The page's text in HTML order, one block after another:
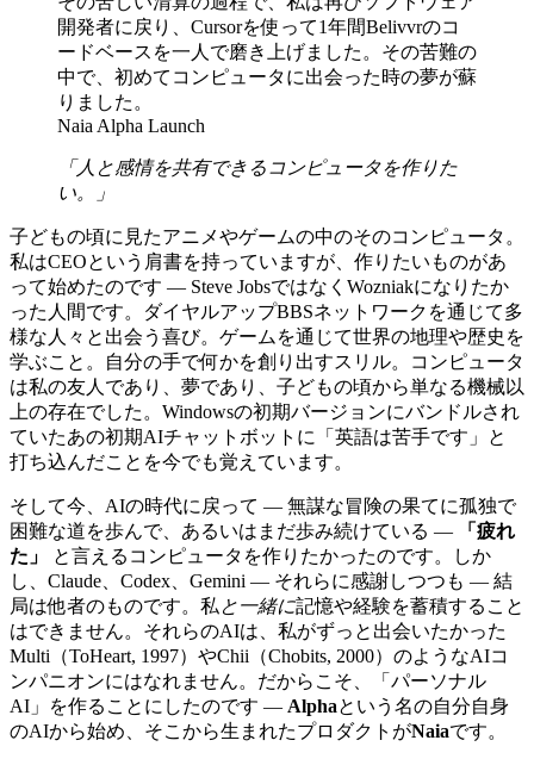
開発者に戻り、Cursorを使って1年間Belivvrのコ
ードベースを一人で磨き上げました。その苦難の
中で、初めてコンピュータに出会った時の夢が蘇
りました。
Naia Alpha Launch
「人と感情を共有できるコンピュータを作りた
い。」
子どもの頃に見たアニメやゲームの中のそのコンピュータ。
私はCEOという肩書を持っていますが、作りたいものがあ
って始めたのです — Steve JobsではなくWozniakになりたか
った人間です。ダイヤルアップBBSネットワークを通じて多
様な人々と出会う喜び。ゲームを通じて世界の地理や歴史を
学ぶこと。自分の手で何かを創り出すスリル。コンピュータ
は私の友人であり、夢であり、子どもの頃から単なる機械以
上の存在でした。Windowsの初期バージョンにバンドルされ
ていたあの初期AIチャットボットに「英語は苦手です」と
打ち込んだことを今でも覚えています。
そして今、AIの時代に戻って — 無謀な冒険の果てに孤独で
困難な道を歩んで、あるいはまだ歩み続けている —
「疲れ
た」
と言えるコンピュータを作りたかったのです。しか
し、Claude、Codex、Gemini — それらに感謝しつつも — 結
局は他者のものです。私 と一緒に記憶や経験を蓄積すること
はできません。それらのAIは、私がずっと出会いたかった
Multi（ToHeart, 1997）やChii（Chobits, 2000）のようなAIコ
ンパニオンにはなれません。だからこそ、「パーソナル
AI」を作ることにしたのです — Alphaという名の自分自身
のAIから始め、そこから生まれたプロダクトがNaiaです。